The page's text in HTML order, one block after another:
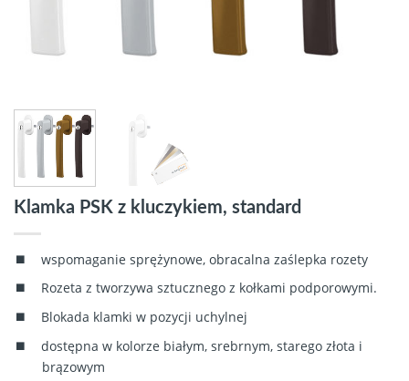
Klamka PSK z kluczykiem, standard
wspomaganie sprężynowe, obracalna zaślepka rozety
Rozeta z tworzywa sztucznego z kołkami podporowymi.
Blokada klamki w pozycji uchylnej
dostępna w kolorze białym, srebrnym, starego złota i
brązowym